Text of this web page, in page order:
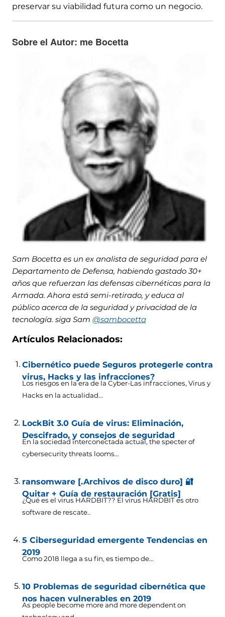
preservar su viabilidad futura como un negocio.
Sobre el Autor: me Bocetta
Sam Bocetta es un ex analista de seguridad para el
Departamento de Defensa, habiendo gastado 30+
años que refuerzan las defensas cibernéticas para la
Armada. Ahora está semi-retirado, y educa al
público acerca de la seguridad y privacidad de la
tecnología. siga Sam @sambocetta
Artículos Relacionados:
Cibernético puede Seguros protegerle contra
virus, Hacks y las infracciones?
Los riesgos en la era de la Cyber-Las infracciones, Virus y
Hacks en la actualidad...
LockBit 3.0 Guía de virus: Eliminación,
Descifrado, y consejos de seguridad
En la sociedad interconectada actual, the specter of
cybersecurity threats looms...
ransomware [.Archivos de disco duro] 🔐
Quitar + Guía de restauración [Gratis]
¿Qué es el virus HARDBIT?? El virus HARDBIT es otro
software de rescate..
5 Ciberseguridad emergente Tendencias en
2019
Como 2018 llega a su fin, es tiempo de...
10 Problemas de seguridad cibernética que
nos hacen vulnerables en 2019
As people become more and more dependent on